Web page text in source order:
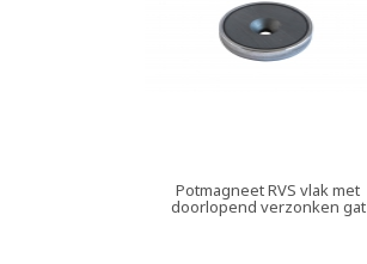
Potmagneet RVS vlak met
doorlopend verzonken gat